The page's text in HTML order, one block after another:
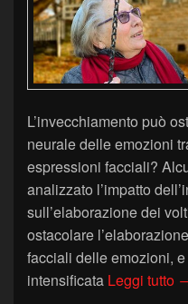
L’invecchiamento può
neurale delle emozioni
espressioni facciali?
analizzato l’impatto
sull’elaborazione dei
ostacolare
facciali delle emozioni,
intensificata Leggi tutto